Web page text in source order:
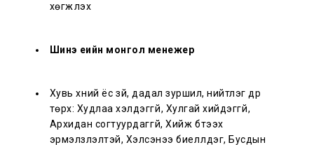
хөгжүүлэх
Шинэ үеийн монгол менежер
Хувь хүний ёс зүй, дадал зуршил, нийтлэг дүр
төрх: Худлаа хэлдэггүй, Хулгай хийдэггүй,
Архидан согтуурдаггүй, Хийж бүтээх
эрмэлзлэлтэй, Хэлсэнээ биелүүлдэг, Бусдын